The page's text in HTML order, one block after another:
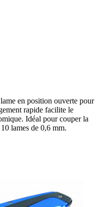
en position ouverte pour
rapide facilite le
Idéal pour couper la
lames de 0,6 mm.